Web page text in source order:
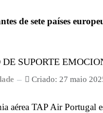
de sete países
SUPORTE
Criado: 27 maio
aérea TAP Air Portugal